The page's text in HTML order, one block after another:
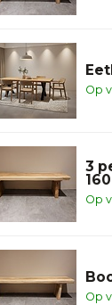
Op
3
Op
Op